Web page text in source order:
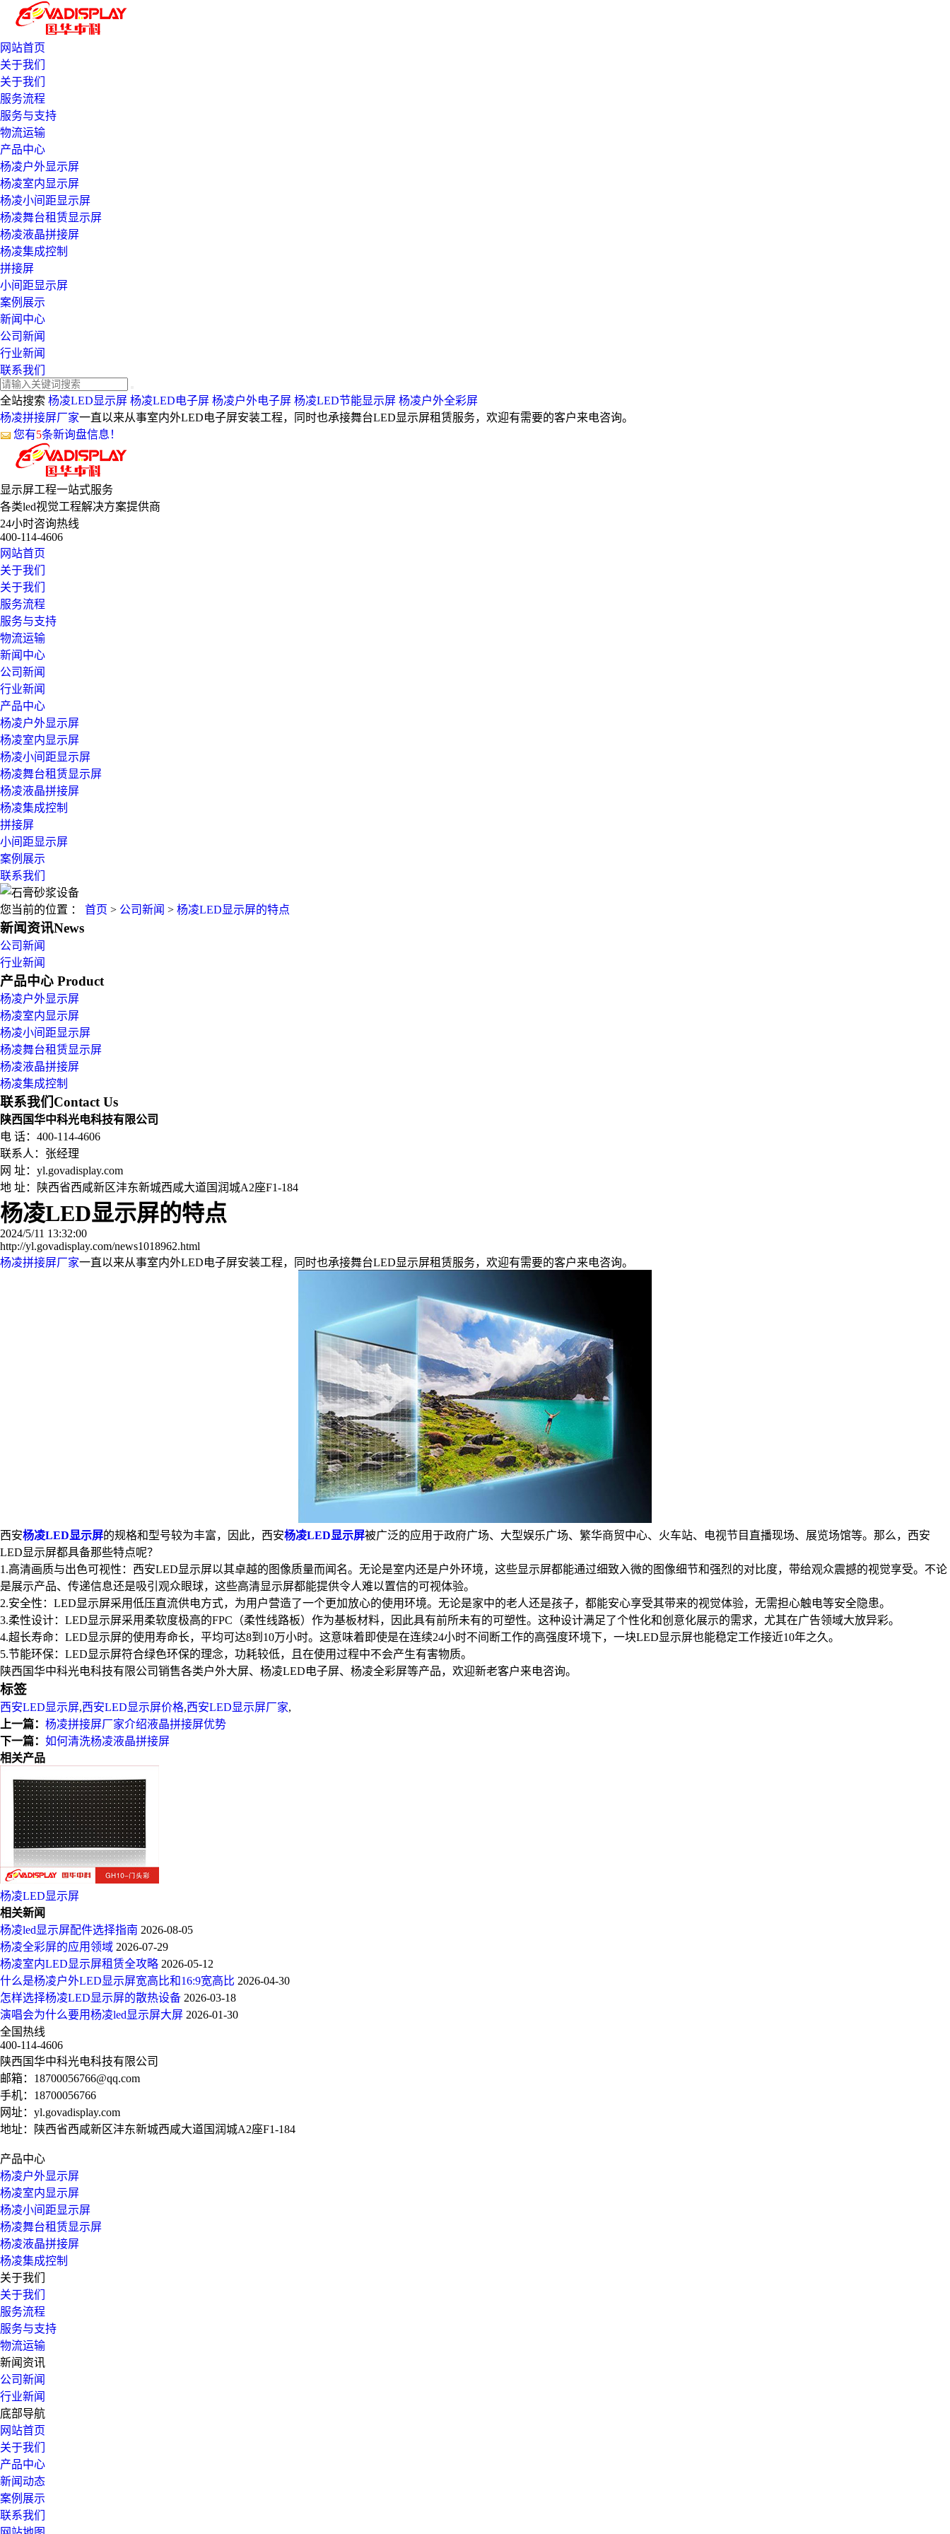
网站首页
关于我们
关于我们
服务流程
服务与支持
物流运输
产品中心
杨凌户外显示屏
杨凌室内显示屏
杨凌小间距显示屏
杨凌舞台租赁显示屏
杨凌液晶拼接屏
杨凌集成控制
拼接屏
小间距显示屏
案例展示
新闻中心
公司新闻
行业新闻
联系我们
全站搜索 杨凌LED显示屏 杨凌LED电子屏 杨凌户外电子屏 杨凌LED节能显示屏 杨凌户外全彩屏
杨凌拼接屏厂家一直以来从事室内外LED电子屏安装工程，同时也承接舞台LED显示屏租赁服务，欢迎有需要的客户来电咨询。
您有5条新询盘信息！
显示屏工程一站式服务
各类led视觉工程解决方案提供商
24小时咨询热线
400-114-4606
网站首页
关于我们
关于我们
服务流程
服务与支持
物流运输
新闻中心
公司新闻
行业新闻
产品中心
杨凌户外显示屏
杨凌室内显示屏
杨凌小间距显示屏
杨凌舞台租赁显示屏
杨凌液晶拼接屏
杨凌集成控制
拼接屏
小间距显示屏
案例展示
联系我们
您当前的位置 ： 首页 > 公司新闻 > 杨凌LED显示屏的特点
新闻资讯News
公司新闻
行业新闻
产品中心 Product
杨凌户外显示屏
杨凌室内显示屏
杨凌小间距显示屏
杨凌舞台租赁显示屏
杨凌液晶拼接屏
杨凌集成控制
联系我们Contact Us
陕西国华中科光电科技有限公司
电 话：400-114-4606
联系人：张经理
网 址：yl.govadisplay.com
地 址：
陕西省西咸新区沣东新城西咸大道国润城A2座F1-184
杨凌LED显示屏的特点
2024/5/11 13:32:00
http://yl.govadisplay.com/news1018962.html
杨凌拼接屏厂家一直以来从事室内外LED电子屏安装工程，同时也承接舞台LED显示屏租赁服务，欢迎有需要的客户来电咨询。
西安杨凌LED显示屏的规格和型号较为丰富，因此，西安杨凌LED显示屏被广泛的应用于政府广场、大型娱乐广场、繁华商贸中心、火车站、电视节目直播现场、展览场馆等。那么，西安
LED显示屏都具备那些特点呢？
1.高清画质与出色可视性：西安LED显示屏以其卓越的图像质量而闻名。无论是室内还是户外环境，这些显示屏都能通过细致入微的图像细节和强烈的对比度，带给观众震撼的视觉享受。不论
是展示产品、传递信息还是吸引观众眼球，这些高清显示屏都能提供令人难以置信的可视体验。
2.安全性：LED显示屏采用低压直流供电方式，为用户营造了一个更加放心的使用环境。无论是家中的老人还是孩子，都能安心享受其带来的视觉体验，无需担心触电等安全隐患。
3.柔性设计：LED显示屏采用柔软度极高的FPC（柔性线路板）作为基板材料，因此具有前所未有的可塑性。这种设计满足了个性化和创意化展示的需求，尤其在广告领域大放异彩。
4.超长寿命：LED显示屏的使用寿命长，平均可达8到10万小时。这意味着即使是在连续24小时不间断工作的高强度环境下，一块LED显示屏也能稳定工作接近10年之久。
5.节能环保：LED显示屏符合绿色环保的理念，功耗较低，且在使用过程中不会产生有害物质。
陕西国华中科光电科技有限公司销售各类户外大屏、杨凌LED电子屏、杨凌全彩屏等产品，欢迎新老客户来电咨询。
标签
西安LED显示屏,西安LED显示屏价格,西安LED显示屏厂家,
上一篇： 杨凌拼接屏厂家介绍液晶拼接屏优势
下一篇： 如何清洗杨凌液晶拼接屏
相关产品
杨凌LED显示屏
相关新闻
杨凌led显示屏配件选择指南 2026-08-05
杨凌全彩屏的应用领域 2026-07-29
杨凌室内LED显示屏租赁全攻略 2026-05-12
什么是杨凌户外LED显示屏宽高比和16:9宽高比 2026-04-30
怎样选择杨凌LED显示屏的散热设备 2026-03-18
演唱会为什么要用杨凌led显示屏大屏 2026-01-30
全国热线
400-114-4606
陕西国华中科光电科技有限公司
邮箱： 18700056766@qq.com
手机： 18700056766
网址： yl.govadisplay.com
地址：陕西省西咸新区沣东新城西咸大道国润城A2座F1-184
产品中心
杨凌户外显示屏
杨凌室内显示屏
杨凌小间距显示屏
杨凌舞台租赁显示屏
杨凌液晶拼接屏
杨凌集成控制
关于我们
关于我们
服务流程
服务与支持
物流运输
新闻资讯
公司新闻
行业新闻
底部导航
网站首页
关于我们
产品中心
新闻动态
案例展示
联系我们